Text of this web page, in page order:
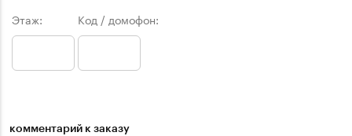
Этаж: Код / домофон:
комментарий к заказу